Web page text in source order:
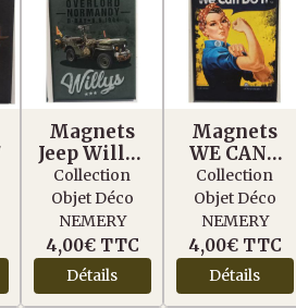
Magnets
Jeep Willys
Overlord
Collection
Objet Déco
NEMERY
4,00€ TTC
Détails
Magnets
WE CANT
DO IT
Collection
Objet Déco
NEMERY
4,00€ TTC
Détails